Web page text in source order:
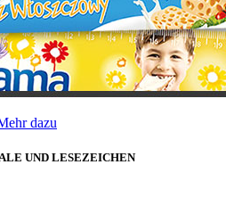
dazu
UND LESEZEICHEN